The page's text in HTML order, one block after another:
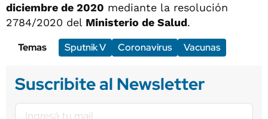
diciembre de 2020 mediante la resolución
2784/2020 del Ministerio de Salud.
Temas
Sputnik V Coronavirus Vacunas
Suscribite al Newsletter